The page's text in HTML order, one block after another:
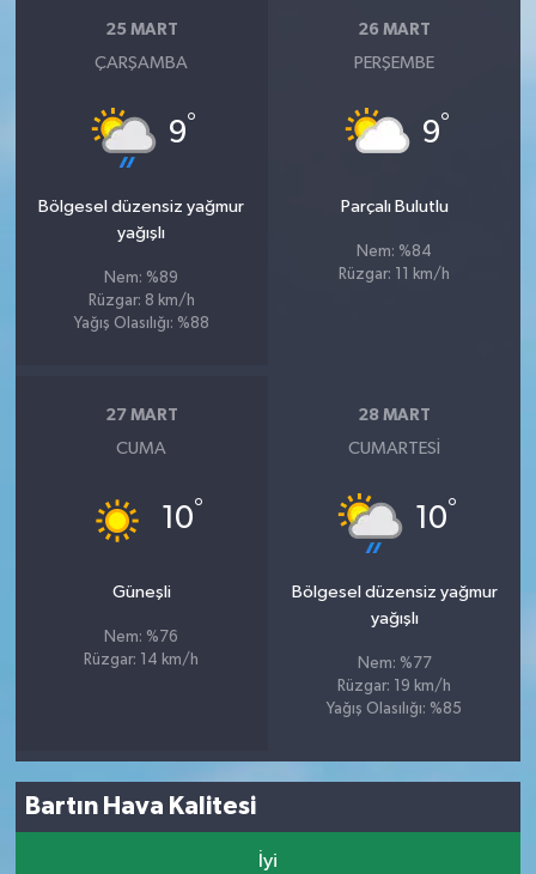
25 MART
ÇARŞAMBA
9°
Bölgesel düzensiz yağmur
yağışlı
Nem: %89
Rüzgar: 8 km/h
Yağış Olasılığı: %88
26 MART
PERŞEMBE
9°
Parçalı Bulutlu
Nem: %84
Rüzgar: 11 km/h
27 MART
CUMA
10°
Güneşli
Nem: %76
Rüzgar: 14 km/h
28 MART
CUMARTESI
10°
Bölgesel düzensiz yağmur
yağışlı
Nem: %77
Rüzgar: 19 km/h
Yağış Olasılığı: %85
Bartın Hava Kalitesi
İyi